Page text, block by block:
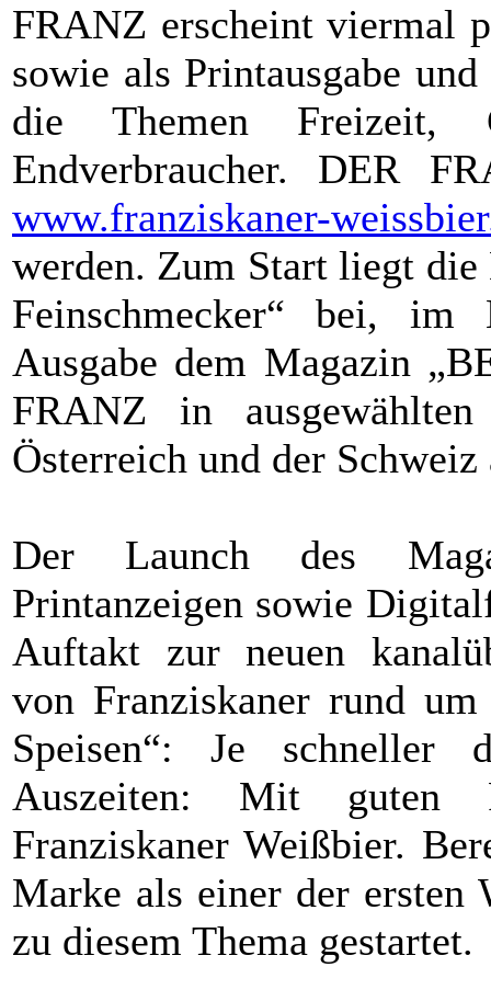
FRANZ erscheint viermal
sowie als Printausgabe
die Themen Freizeit,
Endverbraucher. DER
www.franziskaner-
werden. Zum Start liegt die
Feinschmecker“ bei, im
Ausgabe dem Magazin
FRANZ in
Österreich und der Schweiz
Der Launch des
Printanzeigen sowie
Auftakt zur neuen
von Franziskaner rund
Speisen“: Je schneller
Auszeiten: Mit guten
Franziskaner Weißbier.
Marke als einer der
zu diesem Thema gestartet.